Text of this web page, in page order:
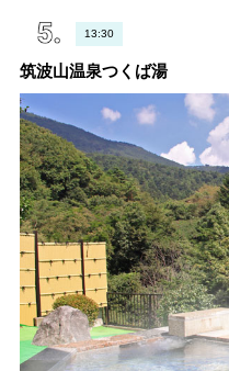
13:30
筑波山温泉つくば湯